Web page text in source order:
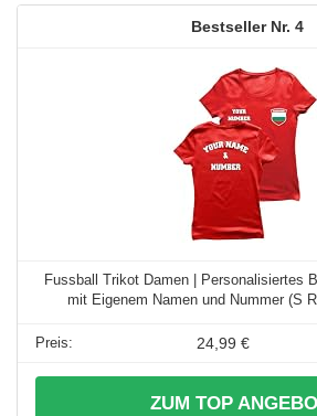
4
Fussball Trikot Damen | Personalisiertes
mit Eigenem Namen und Nummer (S
24,99 €
ZUM TOP